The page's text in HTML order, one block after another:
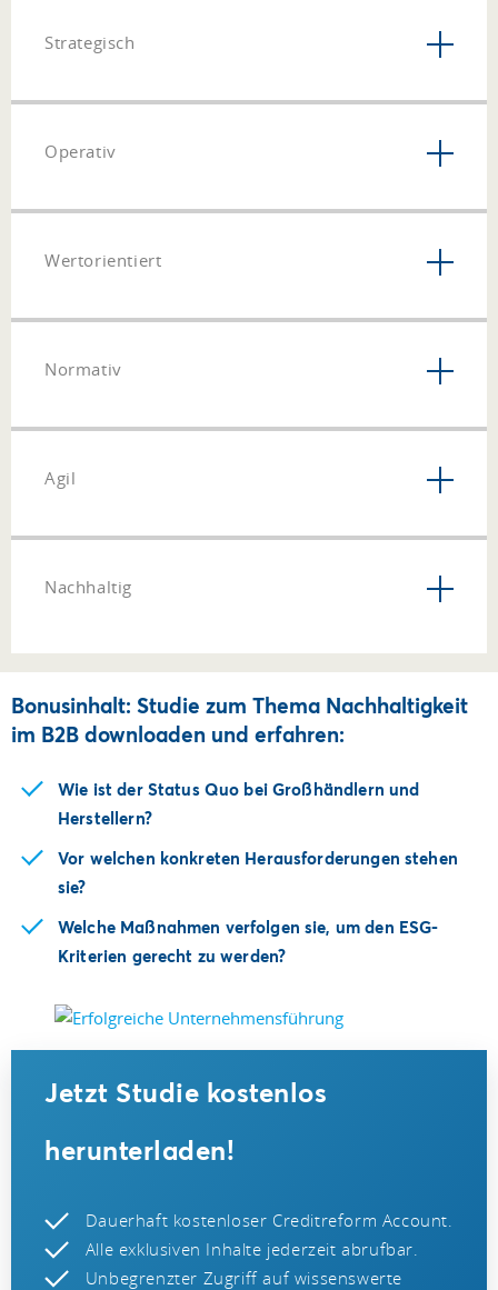
Strategisch
Operativ
Wertorientiert
Normativ
Agil
Nachhaltig
Bonusinhalt: Studie zum Thema Nachhaltigkeit
im B2B downloaden und erfahren:
Wie ist der Status Quo bei Großhändlern und
Herstellern?
Vor welchen konkreten Herausforderungen stehen
sie?
Welche Maßnahmen verfolgen sie, um den ESG-
Kriterien gerecht zu werden?
Jetzt Studie kostenlos
herunterladen!
Dauerhaft kostenloser Creditreform Account.
Alle exklusiven Inhalte jederzeit abrufbar.
Unbegrenzter Zugriff auf wissenswerte